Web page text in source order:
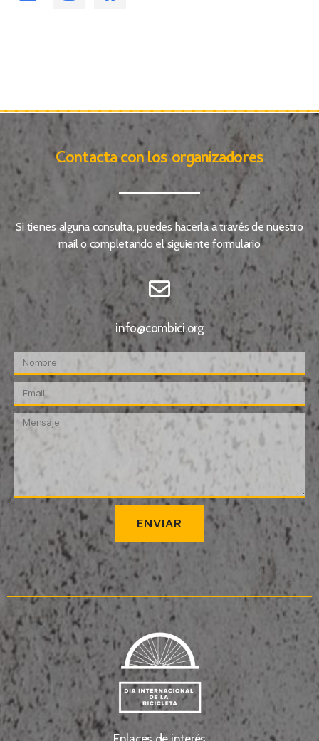
Contacta con los organizadores
Si tienes alguna consulta, puedes hacerla a través de nuestro
mail o completando el siguiente formulario
info@combici.org
ENVIAR